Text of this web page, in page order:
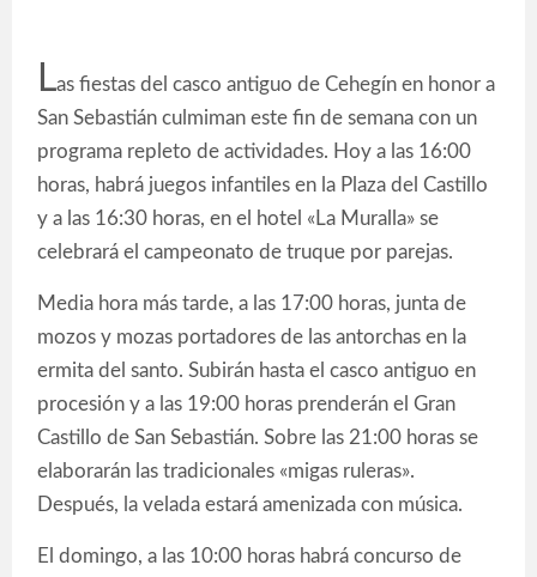
Las fiestas del casco antiguo de Cehegín en honor a
San Sebastián culmiman este fin de semana con un
programa repleto de actividades. Hoy a las 16:00
horas, habrá juegos infantiles en la Plaza del Castillo
y a las 16:30 horas, en el hotel «La Muralla» se
celebrará el campeonato de truque por parejas.
Media hora más tarde, a las 17:00 horas, junta de
mozos y mozas portadores de las antorchas en la
ermita del santo. Subirán hasta el casco antiguo en
procesión y a las 19:00 horas prenderán el Gran
Castillo de San Sebastián. Sobre las 21:00 horas se
elaborarán las tradicionales «migas ruleras».
Después, la velada estará amenizada con música.
El domingo, a las 10:00 horas habrá concurso de